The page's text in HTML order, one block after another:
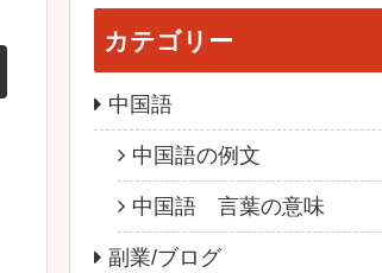
カテゴリー
中国語
中国語の例文
中国語 言葉の意味
副業/ブログ